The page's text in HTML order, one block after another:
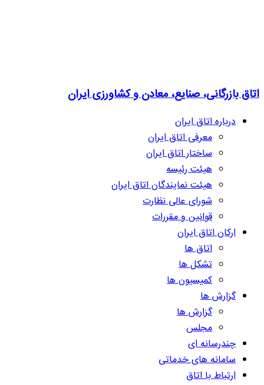
اتاق بازرگانی، صنایع، معادن و کشاورزی ایران
درباره اتاق ایران
معرفی اتاق ایران
ساختار اتاق ایران
هیئت رئیسه
هیئت نمایندگان اتاق ایران
شورای عالی نظارت
قوانین و مقررات
ارکان اتاق ایران
اتاق ها
تشکل ها
کمیسیون ها
گزارش ها
گزارش ها
مجلس
چندرسانه ای
سامانه های خدماتی
ارتباط با اتاق